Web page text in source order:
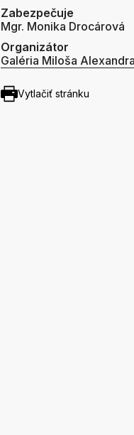
Zabezpečuje
Mgr. Monika Drocárová
Organizátor
Galéria Miloša
Vytlačiť stránku